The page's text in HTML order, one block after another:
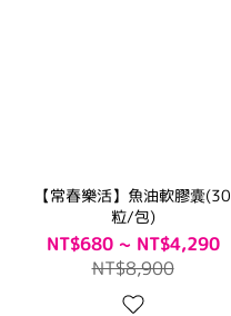
【常春樂活】魚油軟膠囊(30
粒/包)
NT$680 ~ NT$4,290
NT$8,900